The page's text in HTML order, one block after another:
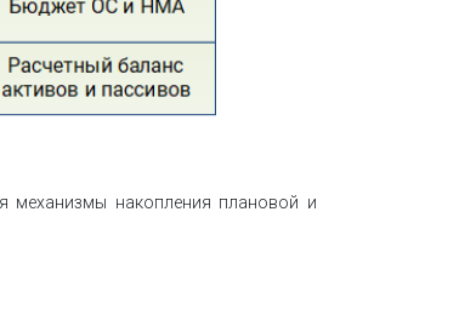
механизмы накопления плановой и